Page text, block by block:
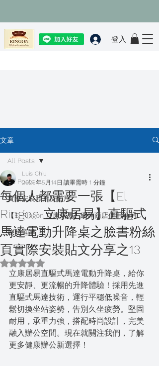
登入
文章
All Posts
實際安裝照片及影片
【El Ringon 立康居易】網路商店使用說明
聰明選購
All Posts
每個人都需要一張【El
Ringon 立康居易】直驅式
馬達電動升降桌之臉書粉絲
頁實際安裝貼文分享之13
Luis Chiu
2025年5月14日 讀畢需時 1 分鐘
評等為 NaN（最高為 5 顆星）。
立康居易直驅式馬達電動升降桌，給你
更安靜、更流暢的升降體驗！採用先進
直驅式馬達技術，運行平穩低噪音，輕
鬆切換坐站姿勢，告別久坐疲勞。堅固
耐用，承重力強，搭配時尚設計，完美
融入辦公空間。現在就關注我們，了解
更多健康辦公新選擇！